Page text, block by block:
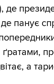
де
панує
ґратами,
а